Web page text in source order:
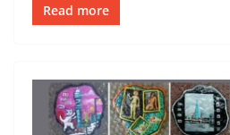
Read more